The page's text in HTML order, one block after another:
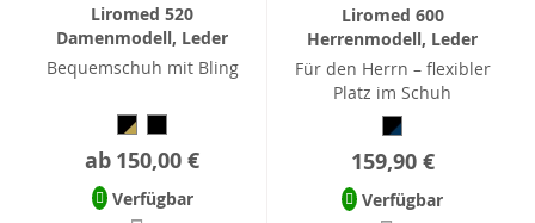
Liromed 520
Damenmodell, Leder
Bequemschuh mit Bling
ab 150,00 €
Verfügbar
Liromed 600
Herrenmodell, Leder
Für den Herrn – flexibler
Platz im Schuh
159,90 €
Verfügbar